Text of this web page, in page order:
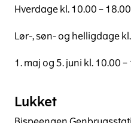
Hverdage kl. 10.00 – 18.00
Lør-, søn- og helligdage
1. maj og 5. juni kl. 10.00 –
Lukket